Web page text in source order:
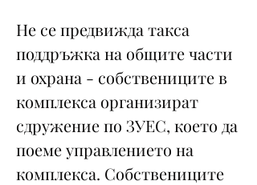
Не се предвижда такса
поддръжка на общите части
и охрана - собствениците в
комплекса организират
сдружение по ЗУЕС, което да
поеме управлението на
комплекса. Собствениците